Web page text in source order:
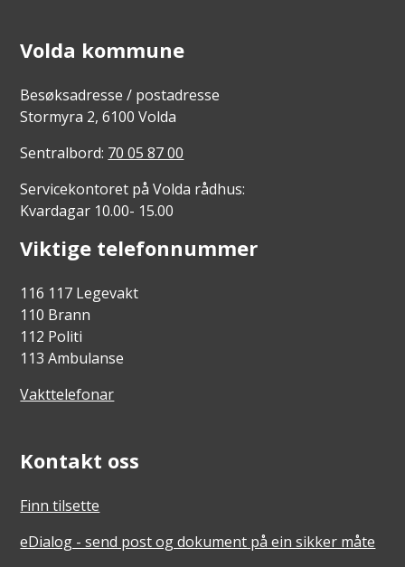
Volda kommune
Besøksadresse / postadresse
Stormyra 2, 6100 Volda
Sentralbord: 70 05 87 00
Servicekontoret på Volda rådhus:
Kvardagar 10.00- 15.00
Viktige telefonnummer
116 117 Legevakt
110 Brann
112 Politi
113 Ambulanse
Vakttelefonar
Kontakt oss
Finn tilsette
eDialog - send post og dokument på ein sikker måte